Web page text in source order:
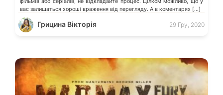
вас залишаться хороші враження від перегляду. А в коментарях […]
Грицина Вікторія 29 Гру, 2020